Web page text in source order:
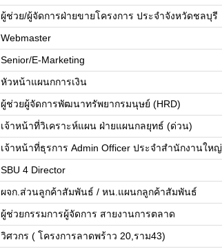
ผู้ช่วย/ผู้จัดการฝ่ายขายโครงการ ประจำจังหวัดชลบุรี
Webmaster
Senior/E-Marketing
หัวหน้าแผนกการเงิน
ผู้ช่วยผู้จัดการพัฒนาทรัพยากรมนุษย์ (HRD)
เจ้าหน้าที่วิเคราะห์แผน ฝ่ายแผนกลยุทธ์ (ด่วน)
เจ้าหน้าที่ธุรการ Admin Officer ประจำสำนักงานใหญ่
SBU 4 Director
ผจก.ส่วนลูกค้าสัมพันธ์ / หน.แผนกลูกค้าสัมพันธ์
ผู้ช่วยกรรมการผู้จัดการ สายงานการตลาด
วิศวกร ( โครงการลาดพร้าว 20,ราม43)